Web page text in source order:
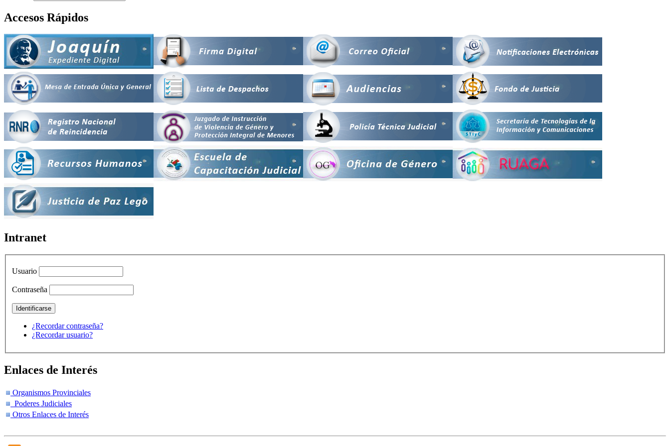
Accesos Rápidos
Intranet
Usuario
Contraseña
¿Recordar contraseña?
¿Recordar usuario?
Enlaces de Interés
Organismos Provinciales
Poderes Judiciales
Otros Enlaces de Interés